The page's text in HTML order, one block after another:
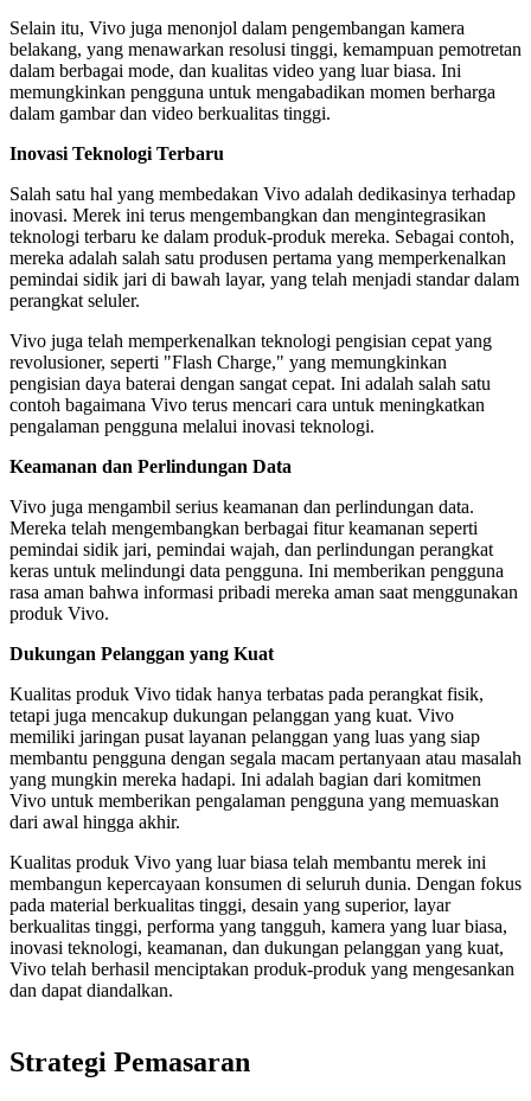
Selain itu, Vivo juga menonjol dalam pengembangan kamera
belakang, yang menawarkan resolusi tinggi, kemampuan pemotretan
dalam berbagai mode, dan kualitas video yang luar biasa. Ini
memungkinkan pengguna untuk mengabadikan momen berharga
dalam gambar dan video berkualitas tinggi.
Inovasi Teknologi Terbaru
Salah satu hal yang membedakan Vivo adalah dedikasinya terhadap
inovasi. Merek ini terus mengembangkan dan mengintegrasikan
teknologi terbaru ke dalam produk-produk mereka. Sebagai contoh,
mereka adalah salah satu produsen pertama yang memperkenalkan
pemindai sidik jari di bawah layar, yang telah menjadi standar dalam
perangkat seluler.
Vivo juga telah memperkenalkan teknologi pengisian cepat yang
revolusioner, seperti "Flash Charge," yang memungkinkan
pengisian daya baterai dengan sangat cepat. Ini adalah salah satu
contoh bagaimana Vivo terus mencari cara untuk meningkatkan
pengalaman pengguna melalui inovasi teknologi.
Keamanan dan Perlindungan Data
Vivo juga mengambil serius keamanan dan perlindungan data.
Mereka telah mengembangkan berbagai fitur keamanan seperti
pemindai sidik jari, pemindai wajah, dan perlindungan perangkat
keras untuk melindungi data pengguna. Ini memberikan pengguna
rasa aman bahwa informasi pribadi mereka aman saat menggunakan
produk Vivo.
Dukungan Pelanggan yang Kuat
Kualitas produk Vivo tidak hanya terbatas pada perangkat fisik,
tetapi juga mencakup dukungan pelanggan yang kuat. Vivo
memiliki jaringan pusat layanan pelanggan yang luas yang siap
membantu pengguna dengan segala macam pertanyaan atau masalah
yang mungkin mereka hadapi. Ini adalah bagian dari komitmen
Vivo untuk memberikan pengalaman pengguna yang memuaskan
dari awal hingga akhir.
Kualitas produk Vivo yang luar biasa telah membantu merek ini
membangun kepercayaan konsumen di seluruh dunia. Dengan fokus
pada material berkualitas tinggi, desain yang superior, layar
berkualitas tinggi, performa yang tangguh, kamera yang luar biasa,
inovasi teknologi, keamanan, dan dukungan pelanggan yang kuat,
Vivo telah berhasil menciptakan produk-produk yang mengesankan
dan dapat diandalkan.
Strategi Pemasaran